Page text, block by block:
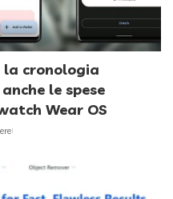
cronologia
le spese
Wear OS